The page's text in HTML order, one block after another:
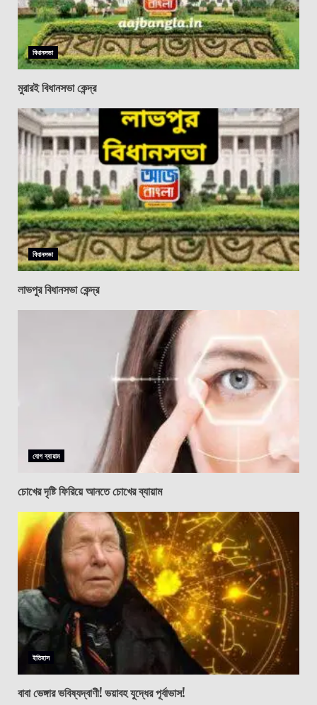
বিধানসভা
মুরারই বিধানসভা কেন্দ্র
বিধানসভা
লাভপুর বিধানসভা কেন্দ্র
যোগ ব্যায়াম
চোখের দৃষ্টি ফিরিয়ে আনতে চোখের ব্যায়াম
ইতিহাস
বাবা ভেঙ্গার ভবিষ্যদ্বাণী! ভয়াবহ যুদ্ধের পূর্বাভাস!